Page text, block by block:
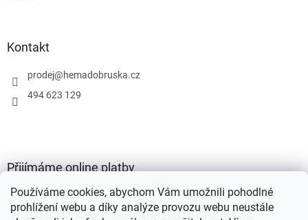
Používáme cookies, abychom Vám umožnili pohodlné
prohlížení webu a díky analýze provozu webu neustále
Kontakt
prodej@hemadobruska.cz
494 623 129
Přijímáme online platby